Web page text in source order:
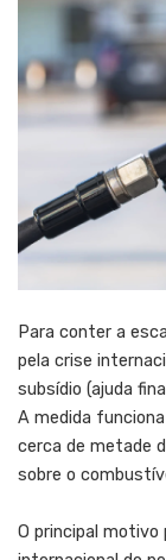
Para conter a
pela crise
subsídio (ajuda
A medida
cerca de metade
sobre o
O principal